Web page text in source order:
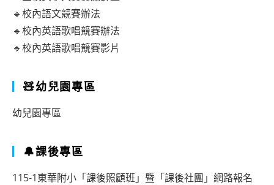
🔹校內語文競賽辦法
🔹校內英語歌唱競賽辦法
🔹校內英語歌唱競賽影片
🧸幼兒園專區
幼兒園專區
🔔課後專區
115-1東華附小「課後照顧班」暨「課後社團」網路報名